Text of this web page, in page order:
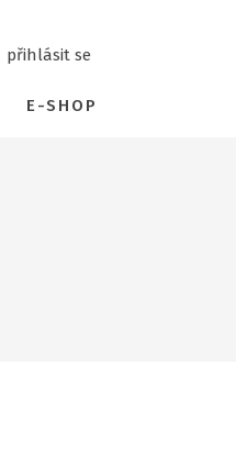
přihlásit se
E-SHOP